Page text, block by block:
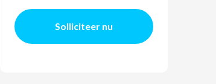
Solliciteer nu